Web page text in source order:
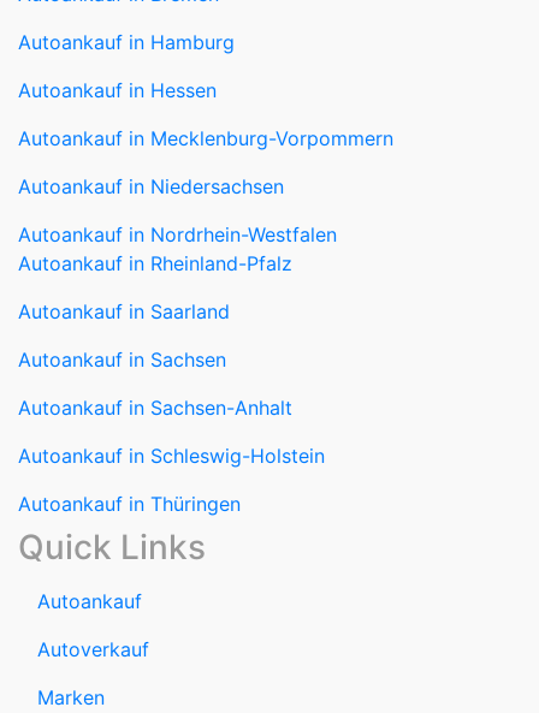
Autoankauf in Hamburg
Autoankauf in Hessen
Autoankauf in Mecklenburg-Vorpommern
Autoankauf in Niedersachsen
Autoankauf in Nordrhein-Westfalen
Autoankauf in Rheinland-Pfalz
Autoankauf in Saarland
Autoankauf in Sachsen
Autoankauf in Sachsen-Anhalt
Autoankauf in Schleswig-Holstein
Autoankauf in Thüringen
Quick Links
Autoankauf
Autoverkauf
Marken